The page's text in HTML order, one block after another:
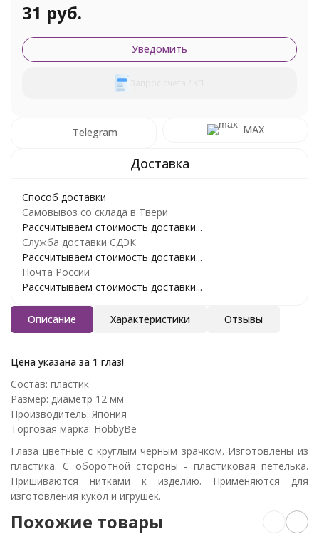
31 руб.
Уведомить
Telegram MAX
Способ доставки
Самовывоз со склада в Твери
Рассчитываем стоимость доставки...
Служба доставки СДЭК
Рассчитываем стоимость доставки...
Почта России
Рассчитываем стоимость доставки...
Описание Характеристики Отзывы
Цена указана за 1 глаз!
Состав: пластик
Размер: диаметр 12 мм
Производитель: Япония
Торговая марка: HobbyBe
Глаза цветные с круглым черным зрачком. Изготовлены из
пластика. С оборотной стороны - пластиковая петелька.
Пришиваются нитками к изделию. Применяются для
изготовления кукол и игрушек.
Похожие товары